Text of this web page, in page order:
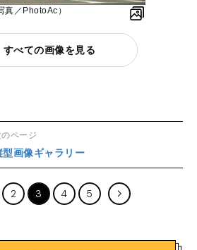
真／PhotoAc）
すべての画像を見る
のページ
型画像ギャラリー
2 3 4 5